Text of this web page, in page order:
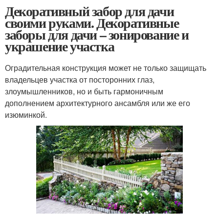
Декоративный забор для дачи
своими руками. Декоративные
заборы для дачи – зонирование и
украшение участка
Оградительная конструкция может не только защищать
владельцев участка от посторонних глаз,
злоумышленников, но и быть гармоничным
дополнением архитектурного ансамбля или же его
изюминкой.